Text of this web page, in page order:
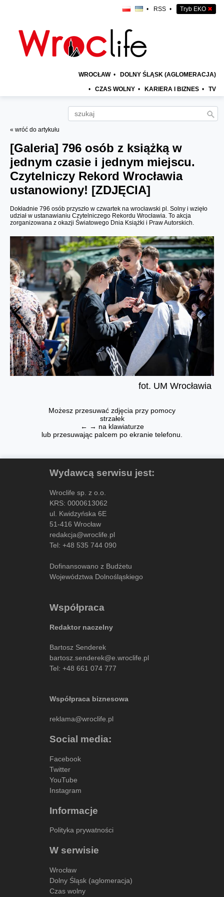
• RSS • Tryb EKO ✖
WROCŁAW • DOLNY ŚLĄSK (AGLOMERACJA)
• CZAS WOLNY • KARIERA I BIZNES • TV
« wróć do artykułu
[Galeria] 796 osób z książką w
jednym czasie i jednym miejscu.
Czytelniczy Rekord Wrocławia
ustanowiony! [ZDJĘCIA]
Dokładnie 796 osób przyszło w czwartek na wrocławski pl. Solny i wzięło
udział w ustanawianiu Czytelniczego Rekordu Wrocławia. To akcja
zorganizowana z okazji Światowego Dnia Książki i Praw Autorskich.
fot. UM Wrocławia
Możesz przesuwać zdjęcia przy pomocy
strzałek
← → na klawiaturze
lub przesuwając palcem po ekranie telefonu.
Wydawcą serwisu jest:
Wroclife sp. z o.o.
KRS: 0000613062
ul. Kwidzyńska 6E
51-416 Wrocław
redakcja@wroclife.pl
Tel: +48 535 744 090
Dofinansowano z Budżetu
Województwa Dolnośląskiego
Współpraca
Redaktor naczelny
Bartosz Senderek
bartosz.senderek@e.wroclife.pl
Tel: +48 661 074 777
Współpraca biznesowa
reklama@wroclife.pl
Social media:
Facebook
Twitter
YouTube
Instagram
Informacje
Polityka prywatności
W serwisie
Wrocław
Dolny Śląsk (aglomeracja)
Czas wolny